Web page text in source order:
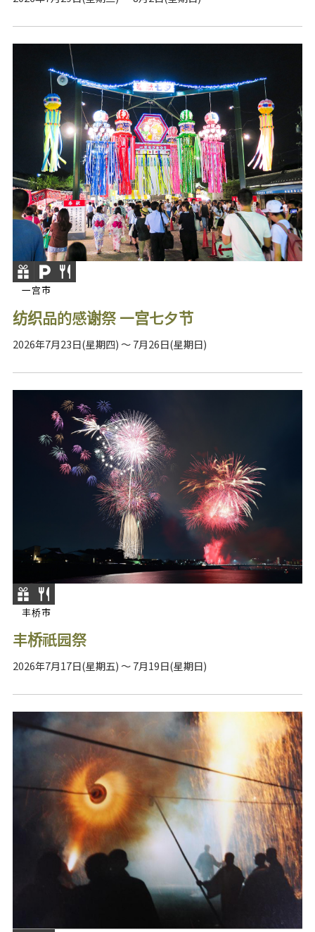
一宫市
纺织品的感谢祭 一宫七夕节
2026年7月23日(星期四) ～ 7月26日(星期日)
丰桥市
丰桥祇园祭
2026年7月17日(星期五) ～ 7月19日(星期日)